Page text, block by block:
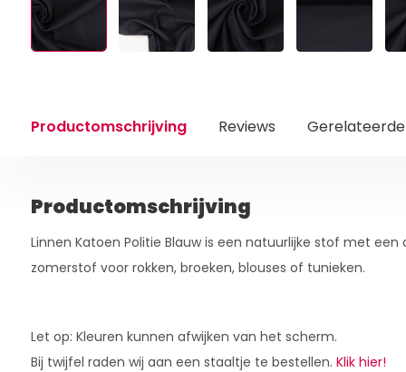
Productomschrijving Reviews
Productomschrijving
Linnen Katoen Politie Blauw is een natuurlijke stof met een
zomerstof voor rokken, broeken, blouses of tunieken.
Let op: Kleuren kunnen afwijken van het scherm.
Bij twijfel raden wij aan een staaltje te bestellen. Klik hier!